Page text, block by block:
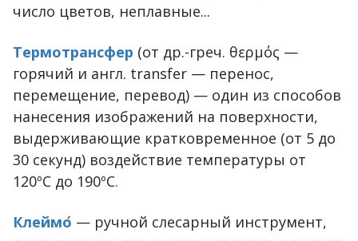
число цветов, неплавные...
Термотрансфер (от др.-греч. θερμός —
горячий и англ. transfer — перенос,
перемещение, перевод) — один из способов
нанесения изображений на поверхности,
выдерживающие кратковременное (от 5 до
30 секунд) воздействие температуры от
120ºС до 190ºС.
Клеймо ́ — ручной слесарный инструмент,